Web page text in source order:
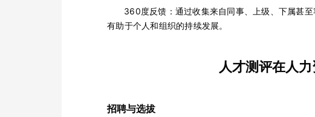
360度反馈：通过收集来自同事、上级、下属甚
有助于个人和组织的持续发展。
人才测评在人
招聘与选拔